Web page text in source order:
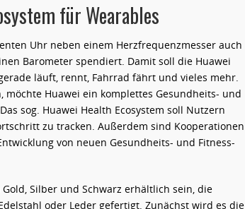
für Wearables
Uhr neben einem Herzfrequenzmesser auch
Barometer spendiert. Damit soll die Huawei
läuft, rennt, Fahrrad fährt und vieles mehr.
Huawei ein komplettes Gesundheits- und
sog. Huawei Health Ecosystem soll Nutzern
zu tracken. Außerdem sind Kooperationen
von neuen Gesundheits- und Fitness-
Silber und Schwarz erhältlich sein, die
oder Leder gefertigt. Zunächst wird es die